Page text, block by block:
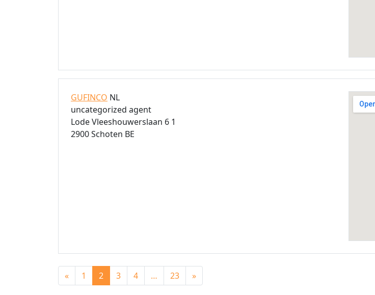
GUFINCO NL
uncategorized agent
Lode Vleeshouwerslaan 6 1
2900 Schoten BE
Posts navigation
« 1 2 3 4 … 23 »